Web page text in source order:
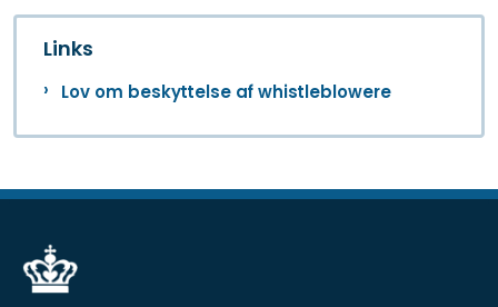
Links
Lov om beskyttelse af whistleblowere